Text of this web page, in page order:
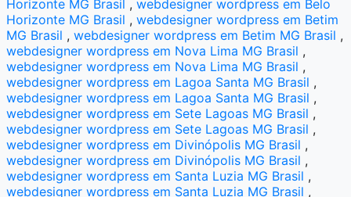
Horizonte MG Brasil ,webdesigner wordpress em Belo
Horizonte MG Brasil ,webdesigner wordpress em Betim
MG Brasil ,webdesigner wordpress em Betim MG Brasil ,
webdesigner wordpress em Nova Lima MG Brasil ,
webdesigner wordpress em Nova Lima MG Brasil ,
webdesigner wordpress em Lagoa Santa MG Brasil ,
webdesigner wordpress em Lagoa Santa MG Brasil ,
webdesigner wordpress em Sete Lagoas MG Brasil ,
webdesigner wordpress em Sete Lagoas MG Brasil ,
webdesigner wordpress em Divinópolis MG Brasil ,
webdesigner wordpress em Divinópolis MG Brasil ,
webdesigner wordpress em Santa Luzia MG Brasil ,
webdesigner wordpress em Santa Luzia MG Brasil ,